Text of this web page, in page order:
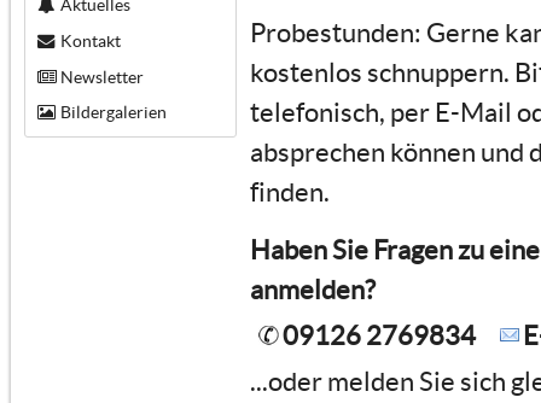
Aktuelles
Kontakt
Newsletter
Bildergalerien
Probestunden: Gerne
kostenlos schnuppern.
telefonisch, per E-Mail
absprechen können und
finden.
Haben Sie Fragen zu
anmelden?
09126 2769834
...oder melden Sie sich